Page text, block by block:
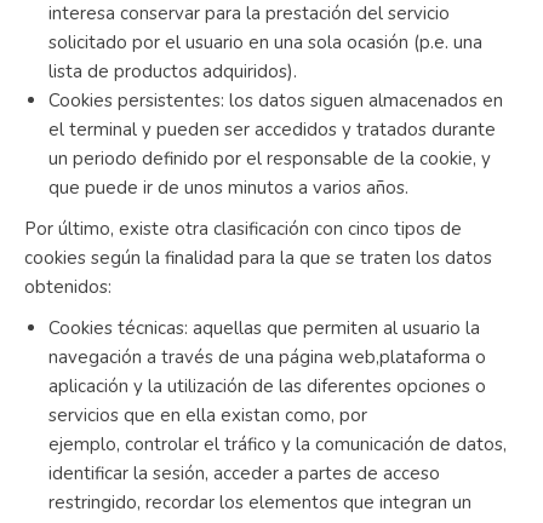
interesa conservar para la prestación del servicio
solicitado por el usuario en una sola ocasión (p.e. una
lista de productos adquiridos).
Cookies persistentes: los datos siguen almacenados en
el terminal y pueden ser accedidos y tratados durante
un periodo definido por el responsable de la cookie, y
que puede ir de unos minutos a varios años.
Por último, existe otra clasificación con cinco tipos de
cookies según la finalidad para la que se traten los datos
obtenidos:
Cookies técnicas: aquellas que permiten al usuario la
navegación a través de una página web,plataforma o
aplicación y la utilización de las diferentes opciones o
servicios que en ella existan como, por
ejemplo, controlar el tráfico y la comunicación de datos,
identificar la sesión, acceder a partes de acceso
restringido, recordar los elementos que integran un